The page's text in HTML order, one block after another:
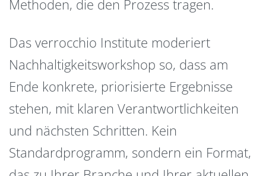
Methoden, die den Prozess tragen.
Das verrocchio Institute moderiert
Nachhaltigkeitsworkshop so, dass am
Ende konkrete, priorisierte Ergebnisse
stehen, mit klaren Verantwortlichkeiten
und nächsten Schritten. Kein
Standardprogramm, sondern ein Format,